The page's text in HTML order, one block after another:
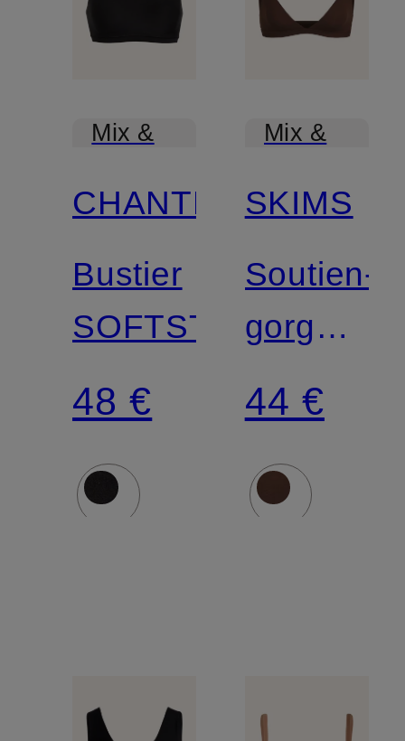
Mix &
CHANTELLE
Bustier
SOFTSTRETCH
48 €
Mix &
SKIMS
Soutien-
gorge
triangle
FITS
44 €